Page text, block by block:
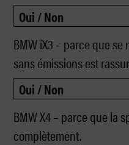
BMW iX3 – parce que
sans émissions est
BMW X4 – parce que la
complètement.